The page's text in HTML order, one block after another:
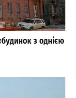
з однією